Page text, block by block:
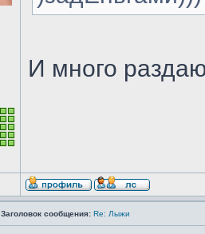
И много
Заголовок сообщения: Re: Лыжи